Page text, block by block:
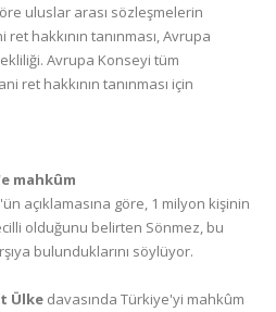
uluslar arası sözleşmelerin
ret hakkının tanınması, Avrupa
Avrupa Konseyi tüm
ret hakkının tanınması için
mahkûm
açıklamasına göre, 1 milyon kişinin
olduğunu belirten Sönmez, bu
bulunduklarını söylüyor.
Ülke davasında Türkiye'yi mahkûm